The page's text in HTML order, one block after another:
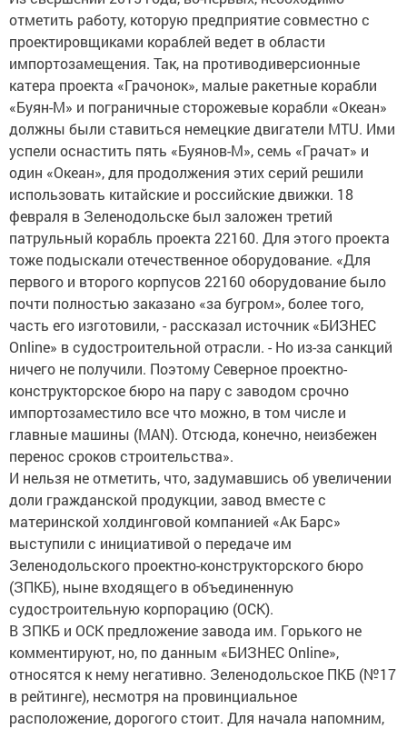
отметить работу, которую предприятие совместно с
проектировщиками кораблей ведет в области
импортозамещения. Так, на противодиверсионные
катера проекта «Грачонок», малые ракетные корабли
«Буян-М» и пограничные сторожевые корабли «Океан»
должны были ставиться немецкие двигатели MTU. Ими
успели оснастить пять «Буянов-М», семь «Грачат» и
один «Океан», для продолжения этих серий решили
использовать китайские и российские движки. 18
февраля в Зеленодольске был заложен третий
патрульный корабль проекта 22160. Для этого проекта
тоже подыскали отечественное оборудование. «Для
первого и второго корпусов 22160 оборудование было
почти полностью заказано «за бугром», более того,
часть его изготовили, - рассказал источник «БИЗНЕС
Online» в судостроительной отрасли. - Но из-за санкций
ничего не получили. Поэтому Северное проектно-
конструкторское бюро на пару с заводом срочно
импортозаместило все что можно, в том числе и
главные машины (MAN). Отсюда, конечно, неизбежен
перенос сроков строительства».
И нельзя не отметить, что, задумавшись об увеличении
доли гражданской продукции, завод вместе с
материнской холдинговой компанией «Ак Барс»
выступили с инициативой о передаче им
Зеленодольского проектно-конструкторского бюро
(ЗПКБ), ныне входящего в объединенную
судостроительную корпорацию (ОСК).
В ЗПКБ и ОСК предложение завода им. Горького не
комментируют, но, по данным «БИЗНЕС Online»,
относятся к нему негативно. Зеленодольское ПКБ (№17
в рейтинге), несмотря на провинциальное
расположение, дорогого стоит. Для начала напомним,